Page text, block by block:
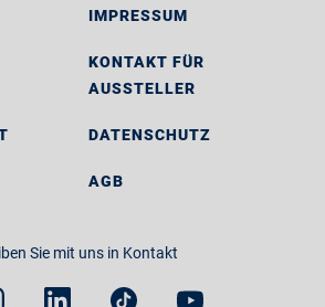
IMPRESSUM
KONTAKT FÜR
AUSSTELLER
DATENSCHUTZ
AGB
Sie mit uns in Kontakt